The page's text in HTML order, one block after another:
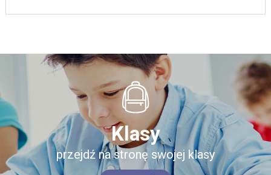
Klasy
przejdź na stronę swojej klasy